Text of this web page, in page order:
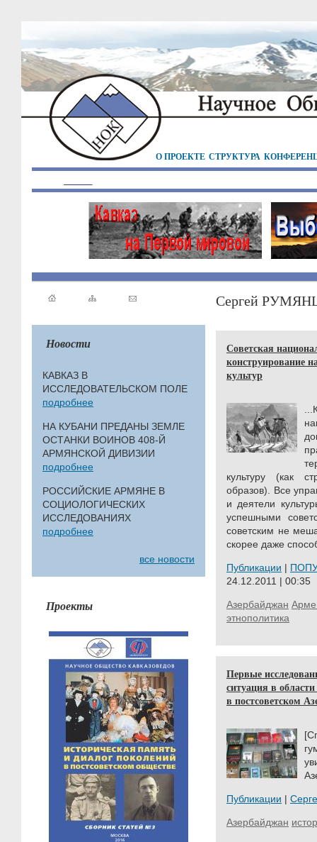
О ПРОЕКТЕ СТРУКТУРА
Новости
КАВКАЗ В
ИССЛЕДОВАТЕЛЬСКОМ ПОЛЕ
подробнее
НА КУБАНИ ПРЕДАНЫ ЗЕМЛЕ
ОСТАНКИ ВОИНОВ 408-Й
АРМЯНСКОЙ ДИВИЗИИ
подробнее
РОССИЙСКИЕ АРМЯНЕ В
СОЦИОЛОГИЧЕСКИХ
ИССЛЕДОВАНИЯХ
подробнее
все новости
Проекты
Сергей
Советская
конструирование
культур
культуру (как
образов). Все
и деятели
успешными
советским не
скорее даже
Публикации |
24.12.2011 | 00:35
Азербайджан
этнополитика
Первые
ситуация в
в постсоветском
Публикации |
Азербайджан